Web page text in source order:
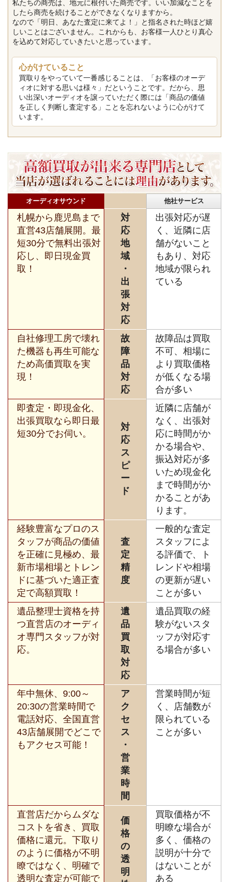
私たちの商売は、地元に根付いた商売です。いい加減なことを
したら商売を続けることができなくなりますから。
なので「明日、あなた査定に来てよ！」と指名された時ほど嬉
しいことはございません。これからも、お客様一人ひとり真心
を込めて対応していきたいと思っています。
心がけていること
買取りをやっていて一番感じることは、「お客様のオーデ
ィオに対する思いは様々」だということです。だから、思
い出深いオーディオを譲っていただく際には「商品の価値
を正しく判断し査定する」ことを忘れないように心がけて
います。
オーディオサウンド 他社サービス
札幌から鹿児島まで
直営43店舗展開。最
短30分で無料出張対
応し、即日現金買
取！
対
応
地
域
・
出
張
対
応
出張対応が遅
く、近隣に店
舗がないこと
もあり、対応
地域が限られ
ている
自社修理工房で壊れ
た機器も再生可能な
ため高価買取を実
現！
故
障
品
対
応
故障品は買取
不可、相場に
より買取価格
が低くなる場
合が多い
即査定・即現金化、
出張買取なら即日最
短30分でお伺い。
対
応
ス
ピ
ー
ド
近隣に店舗が
なく、出張対
応に時間がか
かる場合や、
振込対応が多
いため現金化
まで時間がか
かることがあ
ります。
経験豊富なプロのス
タッフが商品の価値
を正確に見極め、最
新市場相場とトレン
ドに基づいた適正査
定で高額買取！
査
定
精
度
一般的な査定
スタッフによ
る評価で、ト
レンドや相場
の更新が遅い
ことが多い
遺品整理士資格を持
つ直営店のオーディ
オ専門スタッフが対
応。
遺
品
買
取
対
応
遺品買取の経
験がないスタ
ッフが対応す
る場合が多い
年中無休、9:00～
20:30の営業時間で
電話対応、全国直営
43店舗展開でどこで
もアクセス可能！
ア
ク
セ
ス
・
営
業
時
間
営業時間が短
く、店舗数が
限られている
ことが多い
直営店だからムダな
コストを省き、買取
価格に還元。下取り
のように価格が不明
瞭ではなく、明確で
透明な査定が可能で
価
格
の
透
明
買取価格が不
明瞭な場合が
多く、価格の
説明が十分で
はないことが
ある